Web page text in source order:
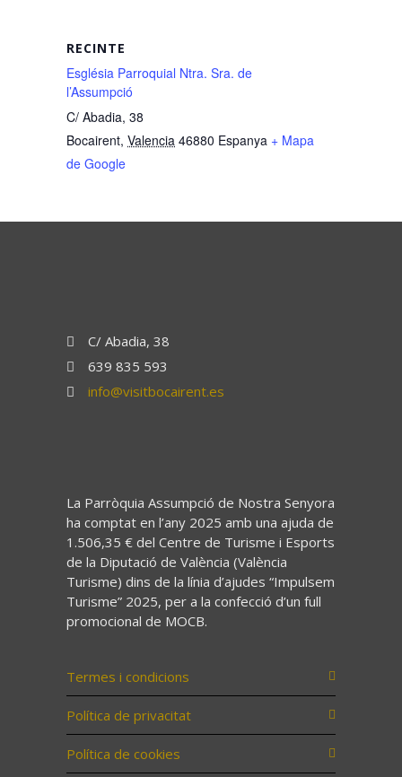
RECINTE
Església Parroquial Ntra. Sra. de
l’Assumpció
C/ Abadia, 38
Bocairent, Valencia 46880 Espanya + Mapa
de Google
C/ Abadia, 38
639 835 593
info@visitbocairent.es
La Parròquia Assumpció de Nostra Senyora
ha comptat en l’any 2025 amb una ajuda de
1.506,35 € del Centre de Turisme i Esports
de la Diputació de València (València
Turisme) dins de la línia d’ajudes “Impulsem
Turisme” 2025, per a la confecció d’un full
promocional de MOCB.
Termes i condicions
Política de privacitat
Política de cookies